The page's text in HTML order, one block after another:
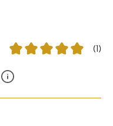
(1)